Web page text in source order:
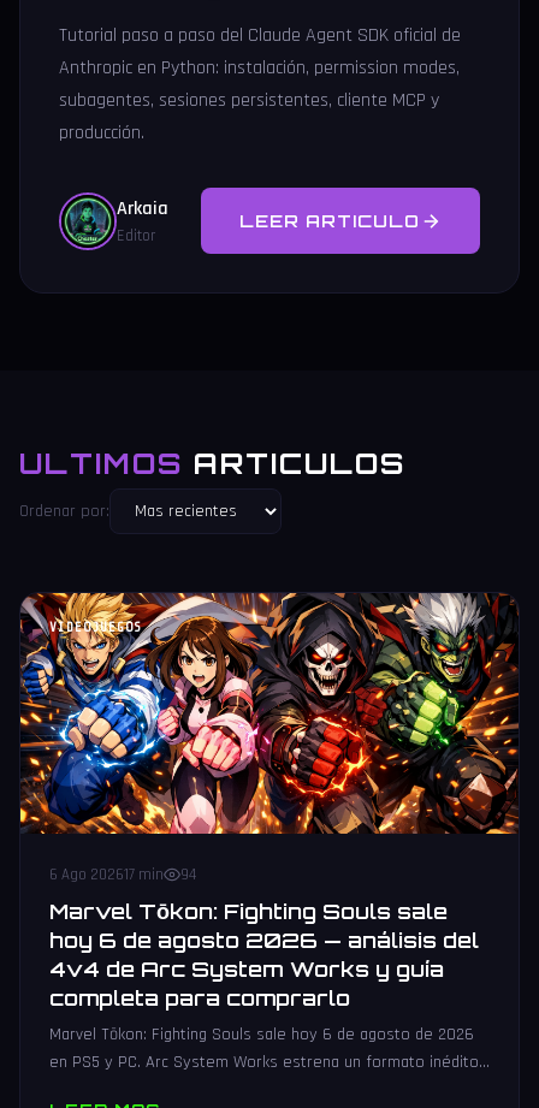
Tutorial paso a paso del Claude Agent SDK oficial de
Anthropic en Python: instalación, permission modes,
subagentes, sesiones persistentes, cliente MCP y
producción.
Arkaia
Editor
LEER ARTICULO
ULTIMOS ARTICULOS
Ordenar por:
VIDEOJUEGOS
6 Ago 202617 min 94
Marvel Tōkon: Fighting Souls sale
hoy 6 de agosto 2026 — análisis del
4v4 de Arc System Works y guía
completa para comprarlo
Marvel Tōkon: Fighting Souls sale hoy 6 de agosto de 2026
en PS5 y PC. Arc System Works estrena un formato inédito